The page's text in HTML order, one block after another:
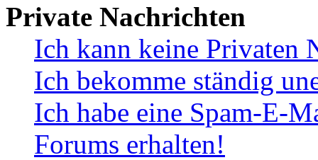
Private Nachrichten
Ich kann keine Privaten
Ich bekomme ständig
Ich habe eine Spam-E-
Forums erhalten!